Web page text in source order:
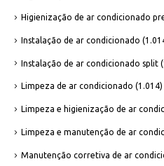
Higienização de ar condicionado
Instalação de ar condicionado
Instalação de ar condicionado split
Limpeza de ar condicionado (1.014)
Limpeza e higienização de ar
Limpeza e manutenção de ar
Manutenção corretiva de ar